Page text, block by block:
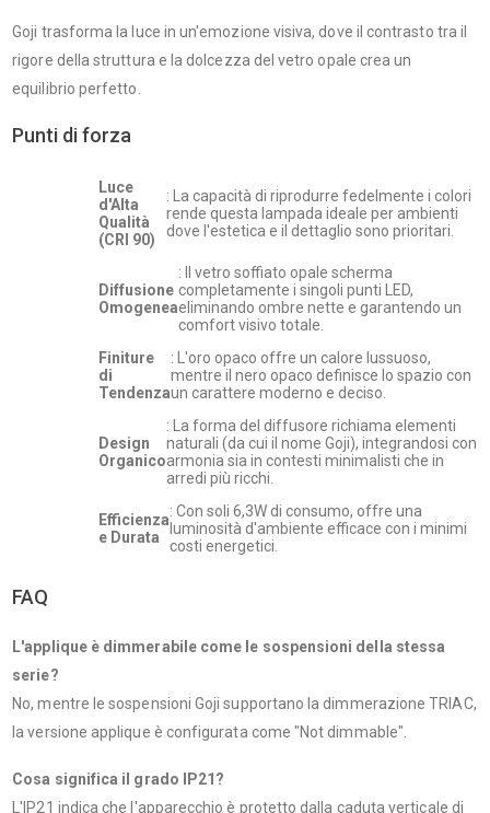
Goji trasforma la luce in un'emozione visiva, dove il contrasto tra il
rigore della struttura e la dolcezza del vetro opale crea un
equilibrio perfetto.
Punti di forza
Luce
d'Alta
Qualità
(CRI 90)
: La capacità di riprodurre fedelmente i colori
rende questa lampada ideale per ambienti
dove l'estetica e il dettaglio sono prioritari.
Diffusione
Omogenea
: Il vetro soffiato opale scherma
completamente i singoli punti LED,
eliminando ombre nette e garantendo un
comfort visivo totale.
Finiture
di
Tendenza
: L'oro opaco offre un calore lussuoso,
mentre il nero opaco definisce lo spazio con
un carattere moderno e deciso.
Design
Organico
: La forma del diffusore richiama elementi
naturali (da cui il nome Goji), integrandosi con
armonia sia in contesti minimalisti che in
arredi più ricchi.
Efficienza
e Durata
: Con soli 6,3W di consumo, offre una
luminosità d'ambiente efficace con i minimi
costi energetici.
FAQ
L'applique è dimmerabile come le sospensioni della stessa
serie?
No, mentre le sospensioni Goji supportano la dimmerazione TRIAC,
la versione applique è configurata come "Not dimmable".
Cosa significa il grado IP21?
L'IP21 indica che l'apparecchio è protetto dalla caduta verticale di